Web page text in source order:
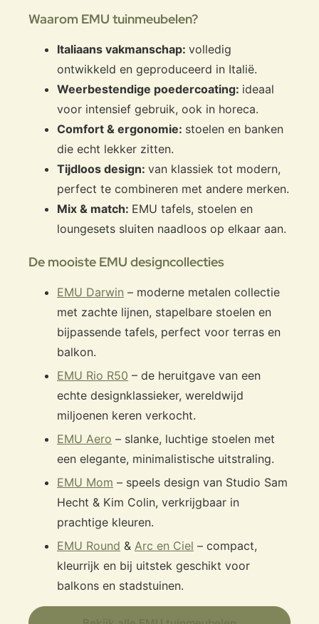
Waarom EMU tuinmeubelen?
Italiaans vakmanschap: volledig
ontwikkeld en geproduceerd in Italië.
Weerbestendige poedercoating: ideaal
voor intensief gebruik, ook in horeca.
Comfort & ergonomie: stoelen en banken
die echt lekker zitten.
Tijdloos design: van klassiek tot modern,
perfect te combineren met andere merken.
Mix & match: EMU tafels, stoelen en
loungesets sluiten naadloos op elkaar aan.
De mooiste EMU designcollecties
EMU Darwin – moderne metalen collectie
met zachte lijnen, stapelbare stoelen en
bijpassende tafels, perfect voor terras en
balkon.
EMU Rio R50 – de heruitgave van een
echte designklassieker, wereldwijd
miljoenen keren verkocht.
EMU Aero – slanke, luchtige stoelen met
een elegante, minimalistische uitstraling.
EMU Mom – speels design van Studio Sam
Hecht & Kim Colin, verkrijgbaar in
prachtige kleuren.
EMU Round & Arc en Ciel – compact,
kleurrijk en bij uitstek geschikt voor
balkons en stadstuinen.